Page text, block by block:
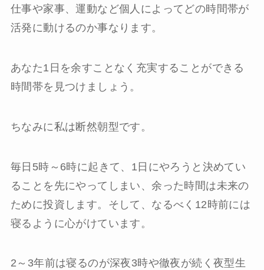
仕事や家事、運動など個人によってどの時間帯が
活発に動けるのか事なります。
あなた1日を余すことなく充実することができる
時間帯を見つけましょう。
ちなみに私は断然朝型です。
毎日5時～6時に起きて、1日にやろうと決めてい
ることを先にやってしまい、余った時間は未来の
ために投資します。そして、なるべく12時前には
寝るように心がけています。
2～3年前は寝るのが深夜3時や徹夜が続く夜型生